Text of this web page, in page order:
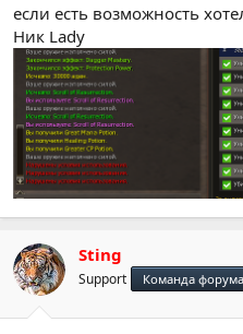
если есть возможность
Ник Lady
Sting
Support Команда форума